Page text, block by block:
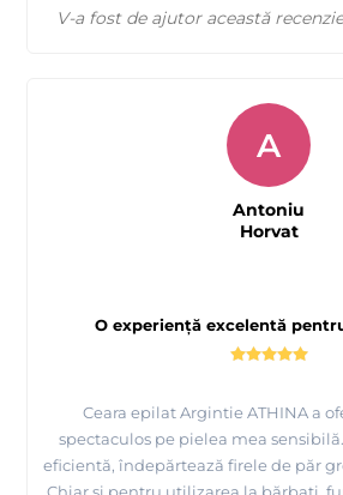
V-a fost de ajutor această
O experiență excelentă
Ceara epilat Argintie ATHINA a
spectaculos pe pielea mea
eficientă, îndepărtează firele de păr
A
Antoniu
Horvat